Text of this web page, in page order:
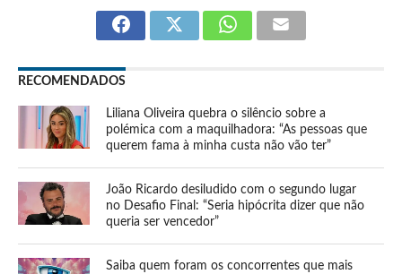
RECOMENDADOS
Liliana Oliveira quebra o silêncio sobre a
polémica com a maquilhadora: “As pessoas que
querem fama à minha custa não vão ter”
João Ricardo desiludido com o segundo lugar
no Desafio Final: “Seria hipócrita dizer que não
queria ser vencedor”
Saiba quem foram os concorrentes que mais